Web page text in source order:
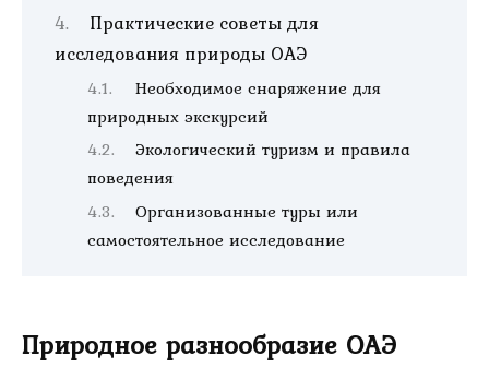
Практические советы для
исследования природы ОАЭ
Необходимое снаряжение для
природных экскурсий
Экологический туризм и правила
поведения
Организованные туры или
самостоятельное исследование
Природное разнообразие ОАЭ